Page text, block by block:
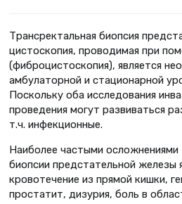
Трансректальная биопсия
цистоскопия, проводимая при
(фиброцистоскопия), является
амбулаторной и стационарной
Поскольку оба исследования
проведения могут развиваться
т.ч. инфекционные.
Наиболее частыми осложнениями
биопсии предстательной железы
кровотечение из прямой кишки,
простатит, дизурия, боль в